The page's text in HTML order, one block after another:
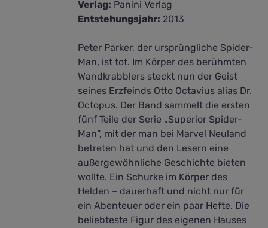
Verlag: Panini Verlag
Entstehungsjahr: 2013
Peter Parker, der ursprüngliche Spider-
Man, ist tot. Im Körper des berühmten
Wandkrabblers steckt nun der Geist
seines Erzfeinds Otto Octavius alias Dr.
Octopus. Der Band sammelt die ersten
fünf Teile der Serie „Superior Spider-
Man“, mit der man bei Marvel Neuland
betreten hat und den Lesern eine
außergewöhnliche Geschichte bieten
wollte. Ein Schurke im Körper des
Helden – dauerhaft und nicht nur für
ein Abenteuer oder ein paar Hefte. Die
beliebteste Figur des eigenen Hauses